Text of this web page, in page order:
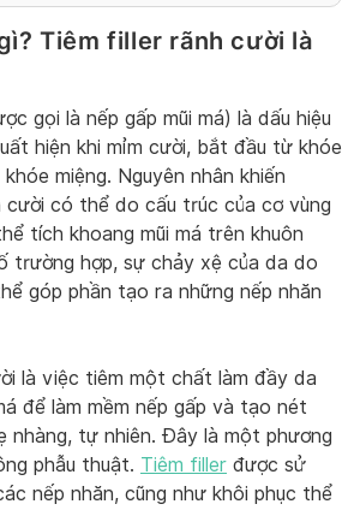
Tiêm filler rãnh cười là
gọi là nếp gấp mũi má) là dấu hiệu
hiện khi mỉm cười, bắt đầu từ khóe
miệng. Nguyên nhân khiến
cười có thể do cấu trúc của cơ vùng
tích khoang mũi má trên khuôn
trường hợp, sự chảy xệ của da do
góp phần tạo ra những nếp nhăn
là việc tiêm một chất làm đầy da
để làm mềm nếp gấp và tạo nét
nhàng, tự nhiên. Đây là một phương
phẫu thuật. Tiêm filler được sử
nếp nhăn, cũng như khôi phục thể